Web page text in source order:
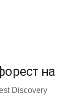
на
Discovery